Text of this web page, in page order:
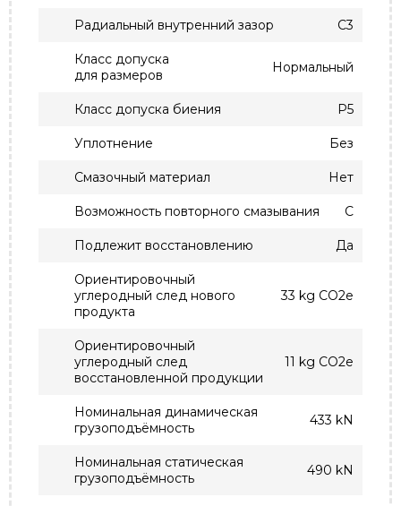
Радиальный внутренний зазор C3
Класс допуска
для размеров
Нормальный
Класс допуска биения P5
Уплотнение Без
Смазочный материал Нет
Возможность повторного смазывания С
Подлежит восстановлению Да
Ориентировочный
углеродный след нового
продукта
33 kg CO2e
Ориентировочный
углеродный след
восстановленной продукции
11 kg CO2e
Номинальная динамическая
грузоподъёмность
433 kN
Номинальная статическая
грузоподъёмность
490 kN